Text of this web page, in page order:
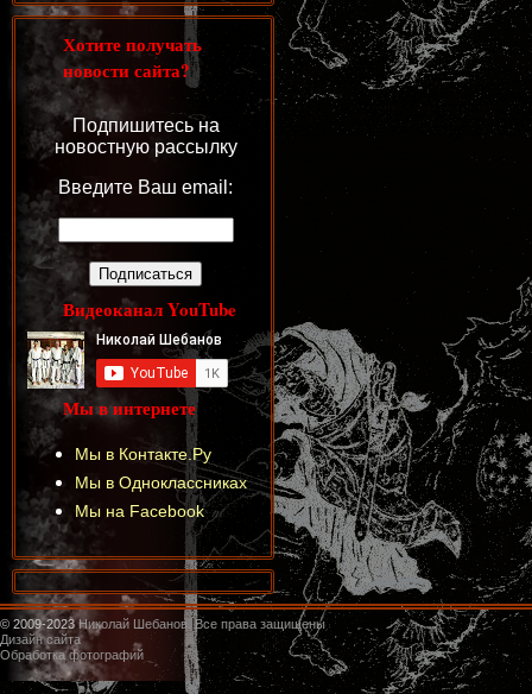
Хотите получать
новости сайта?
Подпишитесь на
новостную рассылку
Введите Ваш email:
Видеоканал YouTube
Мы в интернете
Мы в Контакте.Ру
Мы в Одноклассниках
Мы на Facebook
© 2009-2023Николай Шебанов. Все права защищены
Дизайн сайта
Обработка фотографий